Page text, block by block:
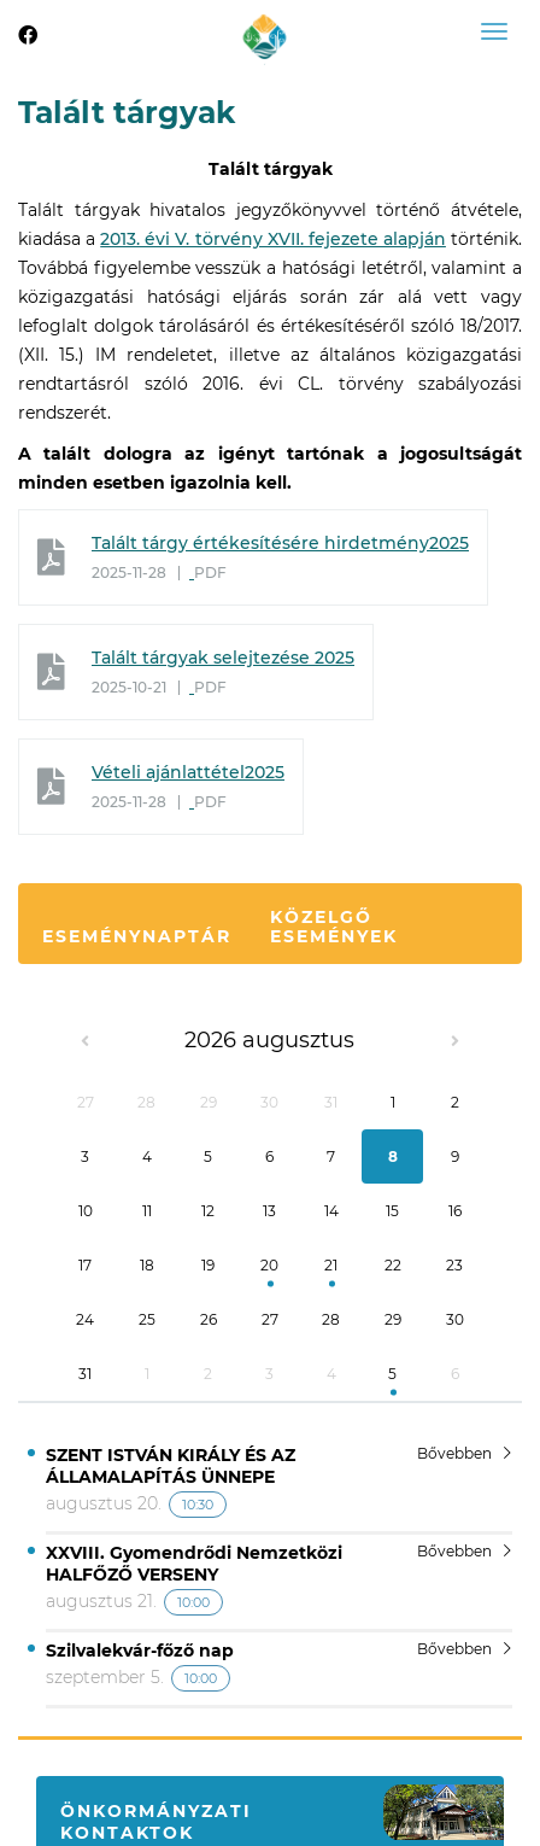
Talált tárgyak
Talált tárgyak
Talált tárgyak hivatalos jegyzőkönyvvel történő átvétele,
kiadása a2013. évi V. törvény XVII. fejezete alapján történik.
Továbbá figyelembe vesszük a hatósági letétről, valamint a
közigazgatási hatósági eljárás során zár alá vett vagy
lefoglalt dolgok tárolásáról és értékesítéséről szóló 18/2017.
(XII. 15.) IM rendeletet, illetve az általános közigazgatási
rendtartásról szóló 2016. évi CL. törvény szabályozási
rendszerét.
A talált dologra az igényt tartónak a jogosultságát
minden esetben igazolnia kell.
Talált tárgy értékesítésére hirdetmény2025
2025-11-28 PDF
Talált tárgyak selejtezése 2025
2025-10-21 PDF
Vételi ajánlattétel2025
2025-11-28 PDF
ESEMÉNYNAPTÁR
KÖZELGŐ
ESEMÉNYEK
2026 augusztus
27 28 29 30 31 1 2
3 4 5 6 7 8 9
10 11 12 13 14 15 16
17 18 19 20 21 22 23
24 25 26 27 28 29 30
31 1 2 3 4 5 6
SZENT ISTVÁN KIRÁLY ÉS AZ
ÁLLAMALAPÍTÁS ÜNNEPE
Bővebben
augusztus 20. 10:30
XXVIII. Gyomendrődi Nemzetközi
HALFŐZŐ VERSENY
Bővebben
augusztus 21. 10:00
Szilvalekvár-főző nap Bővebben
szeptember 5. 10:00
ÖNKORMÁNYZATI
KONTAKTOK